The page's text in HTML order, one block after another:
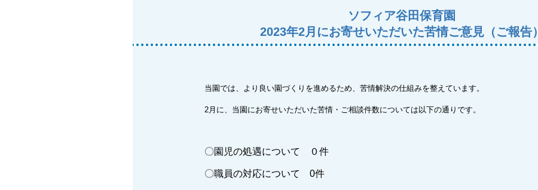
ソフィア谷田保育園
2023年2月にお寄せいただいた苦情ご意見（ご報告）
当園では、より良い園づくりを進めるため、苦情解決の仕組みを整えています。
2月に、当園にお寄せいただいた苦情・ご相談件数については以下の通りです。
〇園児の処遇について ０件
〇職員の対応について 0件